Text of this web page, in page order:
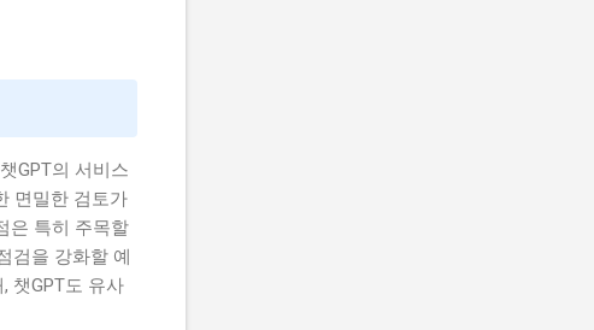
GPT의 서비스
면밀한 검토가
은 특히 주목할
검을 강화할 예
챗GPT도 유사